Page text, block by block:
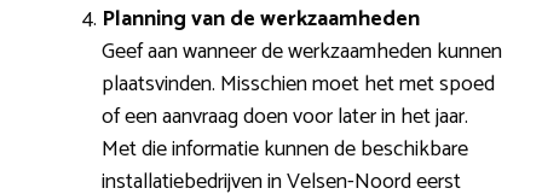
Planning van de werkzaamheden
Geef aan wanneer de werkzaamheden kunnen
plaatsvinden. Misschien moet het met spoed
of een aanvraag doen voor later in het jaar.
Met die informatie kunnen de beschikbare
installatiebedrijven in Velsen-Noord eerst